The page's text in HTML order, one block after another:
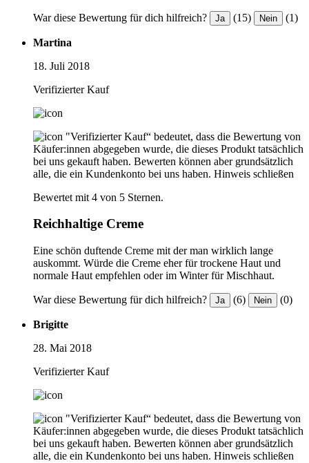
War diese Bewertung für dich hilfreich? Ja (15) Nein (1)
Martina
18. Juli 2018
Verifizierter Kauf
"Verifizierter Kauf“ bedeutet, dass die Bewertung von
Käufer:innen abgegeben wurde, die dieses Produkt tatsächlich
bei uns gekauft haben. Bewerten können aber grundsätzlich
alle, die ein Kundenkonto bei uns haben. Hinweis schließen
Bewertet mit 4 von 5 Sternen.
Reichhaltige Creme
Eine schön duftende Creme mit der man wirklich lange
auskommt. Würde die Creme eher für trockene Haut und
normale Haut empfehlen oder im Winter für Mischhaut.
War diese Bewertung für dich hilfreich? Ja (6) Nein (0)
Brigitte
28. Mai 2018
Verifizierter Kauf
"Verifizierter Kauf“ bedeutet, dass die Bewertung von
Käufer:innen abgegeben wurde, die dieses Produkt tatsächlich
bei uns gekauft haben. Bewerten können aber grundsätzlich
alle, die ein Kundenkonto bei uns haben. Hinweis schließen